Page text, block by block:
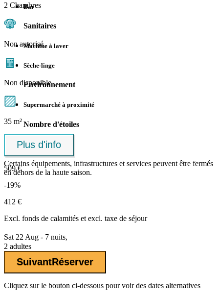
Bar
Sanitaires
Machine à laver
Sèche-linge
Environnement
Supermarché à proximité
Nombre d'étoiles
Etoiles ****
Certains équipements, infrastructures et services peuvent être fermés
en dehors de la haute saison.
2 Chambres
Non autorisé
Non disponible
35 m²
Plus d'info
509 €
-19%
412 €
Excl. fonds de calamités et excl. taxe de séjour
Sat 22 Aug - 7 nuits,
2 adultes
SuivantRéserver
Cliquez sur le bouton ci-dessous pour voir des dates alternatives